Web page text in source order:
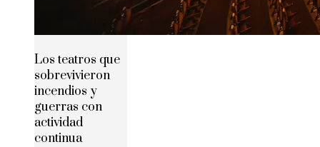
Los teatros que
sobrevivieron
incendios y
guerras con
actividad
continua